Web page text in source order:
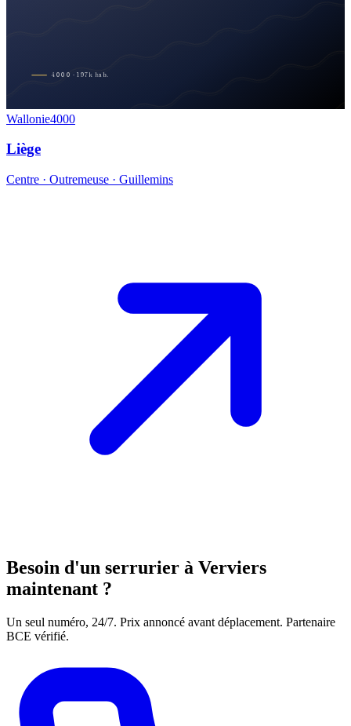
4000 · 197 k hab.
Wallonie4000
Liège
Centre · Outremeuse · Guillemins
Besoin d'un serrurier à Verviers
maintenant ?
Un seul numéro, 24/7. Prix annoncé avant déplacement. Partenaire
BCE vérifié.